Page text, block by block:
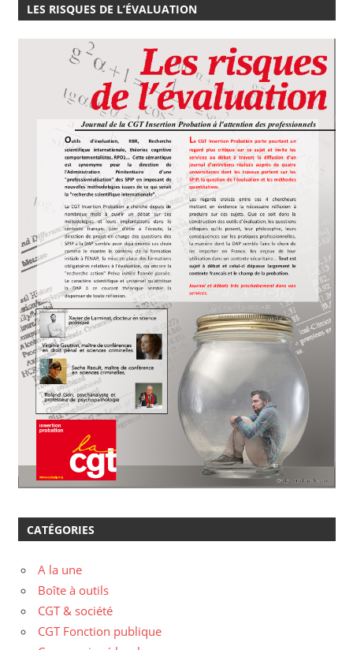
LES RISQUES DE L’ÉVALUATION
CATÉGORIES
A la une
Boîte à outils
CGT & société
CGT Fonction publique